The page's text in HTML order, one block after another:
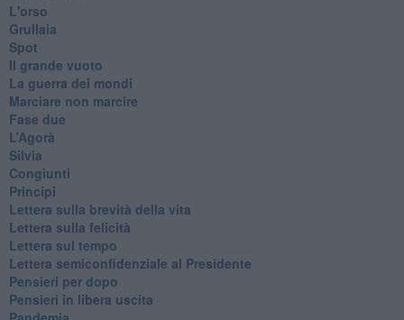
L'orso
Grullaia
Spot
​Il grande vuoto
​La guerra dei mondi
Marciare non marcire
Fase due
L’Agorà
Silvia
Congiunti
Principi
​Lettera sulla brevità della vita
​Lettera sulla felicità
​Lettera sul tempo
Lettera semiconfidenziale al Presidente
Pensieri per dopo
​Pensieri in libera uscita